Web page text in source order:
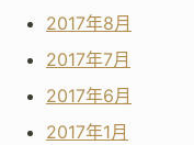
2017年8月
2017年7月
2017年6月
2017年1月